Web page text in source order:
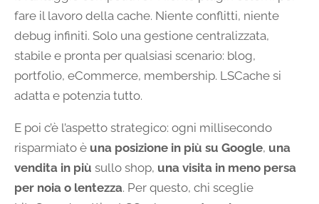
fare il lavoro della cache. Niente conflitti, niente
debug infiniti. Solo una gestione centralizzata,
stabile e pronta per qualsiasi scenario: blog,
portfolio, eCommerce, membership. LSCache si
adatta e potenzia tutto.
E poi c’è l’aspetto strategico: ogni millisecondo
risparmiato è una posizione in più su Google, una
vendita in più sullo shop, una visita in meno persa
per noia o lentezza. Per questo, chi sceglie